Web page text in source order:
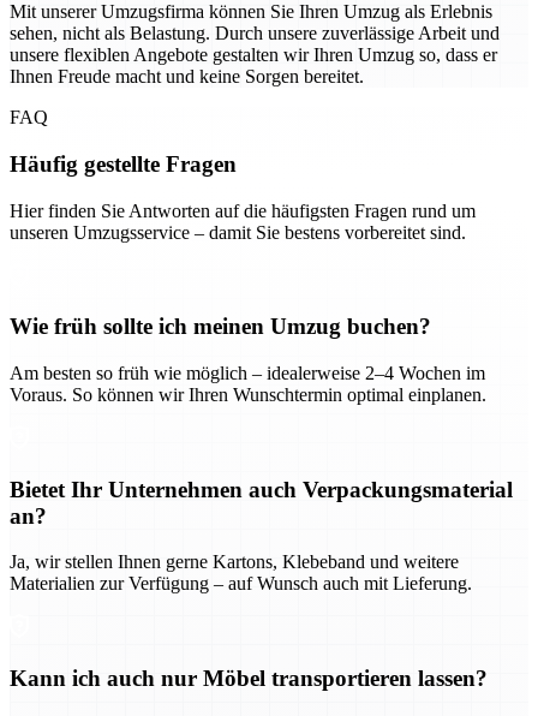
Mit unserer Umzugsfirma können Sie Ihren Umzug als Erlebnis
sehen, nicht als Belastung. Durch unsere zuverlässige Arbeit und
unsere flexiblen Angebote gestalten wir Ihren Umzug so, dass er
Ihnen Freude macht und keine Sorgen bereitet.
FAQ
Häufig gestellte Fragen
Hier finden Sie Antworten auf die häufigsten Fragen rund um
unseren Umzugsservice – damit Sie bestens vorbereitet sind.
Wie früh sollte ich meinen Umzug buchen?
Am besten so früh wie möglich – idealerweise 2–4 Wochen im
Voraus. So können wir Ihren Wunschtermin optimal einplanen.
Bietet Ihr Unternehmen auch Verpackungsmaterial
an?
Ja, wir stellen Ihnen gerne Kartons, Klebeband und weitere
Materialien zur Verfügung – auf Wunsch auch mit Lieferung.
Kann ich auch nur Möbel transportieren lassen?